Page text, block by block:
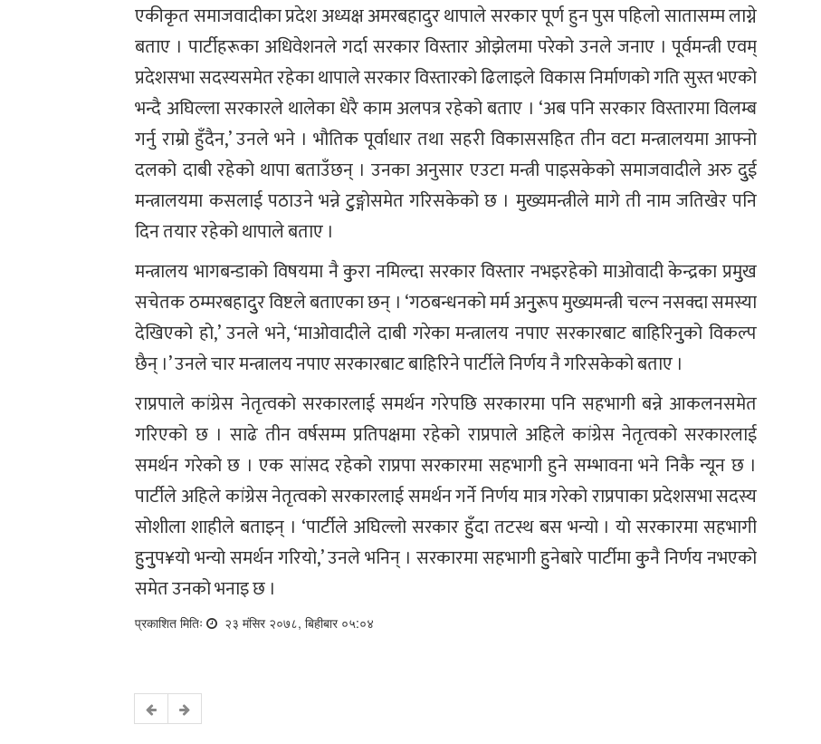
एकीकृत समाजवादीका प्रदेश अध्यक्ष अमरबहादुर थापाले सरकार पूर्ण हुन पुस पहिलो सातासम्म लाग्ने
बताए । पार्टीहरूका अधिवेशनले गर्दा सरकार विस्तार ओझेलमा परेको उनले जनाए । पूर्वमन्त्री एवम्
प्रदेशसभा सदस्यसमेत रहेका थापाले सरकार विस्तारको ढिलाइले विकास निर्माणको गति सुस्त भएको
भन्दै अघिल्ला सरकारले थालेका धेरै काम अलपत्र रहेको बताए । ‘अब पनि सरकार विस्तारमा विलम्ब
गर्नु राम्रो हुँदैन,’ उनले भने । भौतिक पूर्वाधार तथा सहरी विकाससहित तीन वटा मन्त्रालयमा आफ्नो
दलको दाबी रहेको थापा बताउँछन् । उनका अनुसार एउटा मन्त्री पाइसकेको समाजवादीले अरु दुुई
मन्त्रालयमा कसलाई पठाउने भन्ने टुुङ्गोसमेत गरिसकेको छ । मुख्यमन्त्रीले मागे ती नाम जतिखेर पनि
दिन तयार रहेको थापाले बताए ।
मन्त्रालय भागबन्डाको विषयमा नै कुुरा नमिल्दा सरकार विस्तार नभइरहेको माओवादी केन्द्रका प्रमुुख
सचेतक ठम्मरबहादुुर विष्टले बताएका छन् । ‘गठबन्धनको मर्म अनुुरूप मुख्यमन्त्री चल्न नसक्दा समस्या
देखिएको हो,’ उनले भने, ‘माओवादीले दाबी गरेका मन्त्रालय नपाए सरकारबाट बाहिरिनुुको विकल्प
छैन् ।’ उनले चार मन्त्रालय नपाए सरकारबाट बाहिरिने पार्टीले निर्णय नै गरिसकेको बताए ।
राप्रपाले कांग्रेस नेतृत्वको सरकारलाई समर्थन गरेपछि सरकारमा पनि सहभागी बन्ने आकलनसमेत
गरिएको छ । साढे तीन वर्षसम्म प्रतिपक्षमा रहेको राप्रपाले अहिले कांग्रेस नेतृत्वको सरकारलाई
समर्थन गरेको छ । एक सांसद रहेको राप्रपा सरकारमा सहभागी हुने सम्भावना भने निकै न्यून छ ।
पार्टीले अहिले कांग्रेस नेतृत्वको सरकारलाई समर्थन गर्ने निर्णय मात्र गरेको राप्रपाका प्रदेशसभा सदस्य
सोशीला शाहीले बताइन् । ‘पार्टीले अघिल्लो सरकार हुुँदा तटस्थ बस भन्यो । यो सरकारमा सहभागी
हुुनुुप¥यो भन्यो समर्थन गरियो,’ उनले भनिन् । सरकारमा सहभागी हुुनेबारे पार्टीमा कुुनै निर्णय नभएको
समेत उनको भनाइ छ ।
प्रकाशित मितिः २३ मंसिर २०७८, बिहीबार ०५:०४